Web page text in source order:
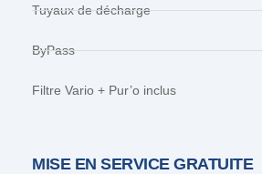
Tuyaux de décharge
ByPass
Filtre Vario + Pur’o inclus
MISE EN SERVICE GRATUITE